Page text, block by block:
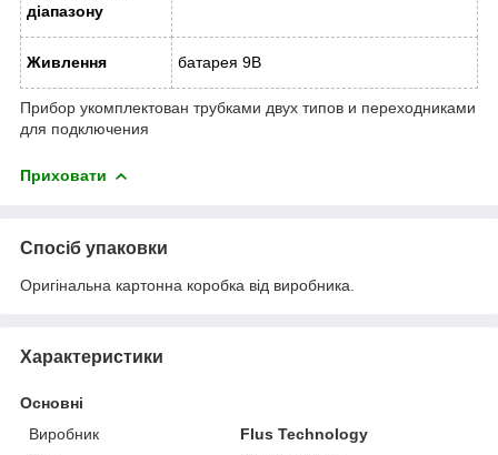
діапазону
Живлення батарея 9В
Прибор укомплектован трубками двух типов и переходниками
для подключения
Приховати
Спосіб упаковки
Оригінальна картонна коробка від виробника.
Характеристики
Основні
Виробник
Flus Technology